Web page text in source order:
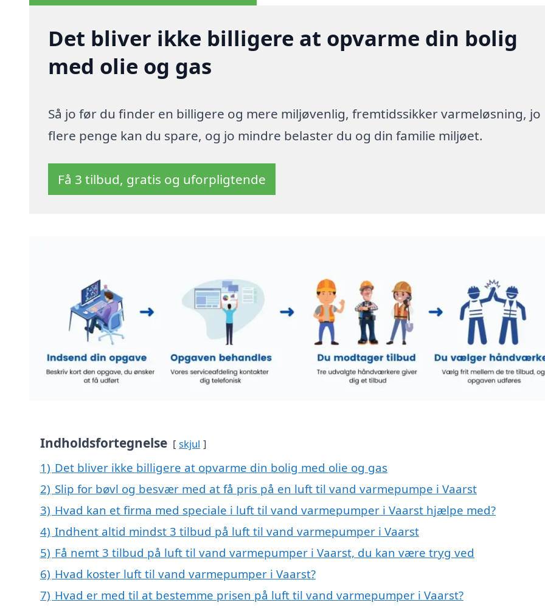
Det bliver ikke billigere at opvarme din bolig
med olie og gas
Så jo før du finder en billigere og mere miljøvenlig, fremtidssikker varmeløsning, jo
flere penge kan du spare, og jo mindre belaster du og din familie miljøet.
Få 3 tilbud, gratis og uforpligtende
Indholdsfortegnelse skjul
1) Det bliver ikke billigere at opvarme din bolig med olie og gas
2) Slip for bøvl og besvær med at få pris på en luft til vand varmepumpe i Vaarst
3) Hvad kan et firma med speciale i luft til vand varmepumper i Vaarst hjælpe med?
4) Indhent altid mindst 3 tilbud på luft til vand varmepumper i Vaarst
5) Få nemt 3 tilbud på luft til vand varmepumper i Vaarst, du kan være tryg ved
6) Hvad koster luft til vand varmepumper i Vaarst?
7) Hvad er med til at bestemme prisen på luft til vand varmepumper i Vaarst?